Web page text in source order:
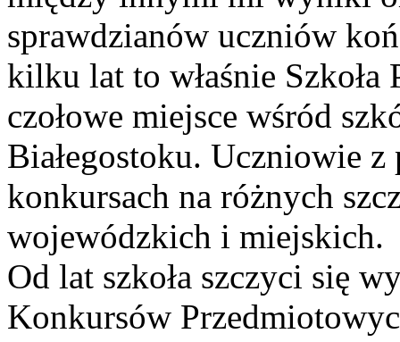
sprawdzianów uczniów
kilku lat to właśnie
czołowe miejsce wśród
Białegostoku. Uczniowie
konkursach na różnych
wojewódzkich i miejskich.
Od lat szkoła szczyci się
Konkursów